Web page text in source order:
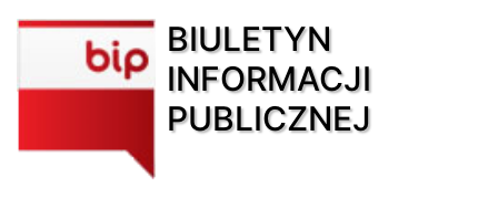
BIULETYN
INFORMACJI
PUBLICZNEJ